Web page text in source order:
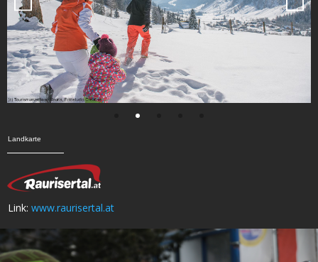
Landkarte
Link: www.raurisertal.at